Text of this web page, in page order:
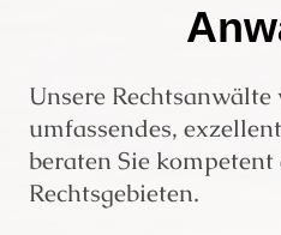
Unsere
umfassendes,
beraten Sie
Rechtsgebieten.